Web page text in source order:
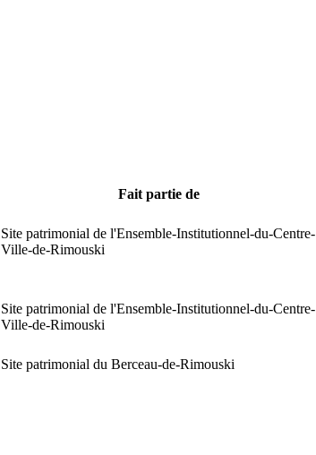
Fait partie de
Site patrimonial de l'Ensemble-Institutionnel-du-Centre-
Ville-de-Rimouski
Site patrimonial de l'Ensemble-Institutionnel-du-Centre-
Ville-de-Rimouski
Site patrimonial du Berceau-de-Rimouski